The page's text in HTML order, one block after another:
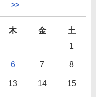
>>
木 金
土
1
6 7 8
13 14 15